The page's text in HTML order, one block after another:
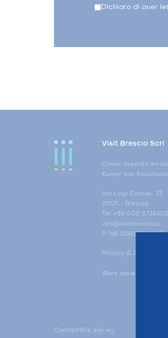
DIchiaro di aver
Visit Brescia Scrl
Onder toezicht en
Kamer van
Via Luigi Einaudi, 23
25121 - Brescia
Tel. +39 030 3725403
info@visitbrescia.it
P. IVA 02403340983
Privacy & Cookie
Werk advertentie
ContactWie zijn wij